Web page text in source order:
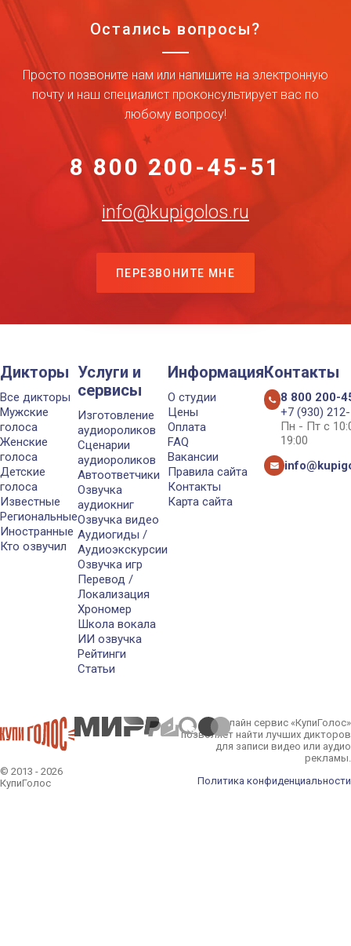
Остались вопросы?
Просто позвоните нам или напишите на электронную
почту и наш специалист проконсультирует вас по
любому вопросу!
8 800 200-45-51
info@kupigolos.ru
ПЕРЕЗВОНИТЕ МНЕ
Дикторы
Все дикторы
Мужские
голоса
Женские
голоса
Детские
голоса
Известные
Региональные
Иностранные
Кто озвучил
Услуги и
сервисы
Изготовление
аудиороликов
Сценарии
аудиороликов
Автоответчики
Озвучка
аудиокниг
Озвучка видео
Аудиогиды /
Аудиоэкскурсии
Озвучка игр
Перевод /
Локализация
Хрономер
Школа вокала
ИИ озвучка
Рейтинги
Статьи
Информация
О студии
Цены
Оплата
FAQ
Вакансии
Правила сайта
Контакты
Карта сайта
Контакты
8 800 200-
+7 (930)
Пн - Пт с
19:00
© 2013 - 2026
КупиГолос
Онлайн сервис «КупиГолос»
позволяет найти лучших дикторов
для записи видео или аудио
рекламы.
Политика конфиденциальности